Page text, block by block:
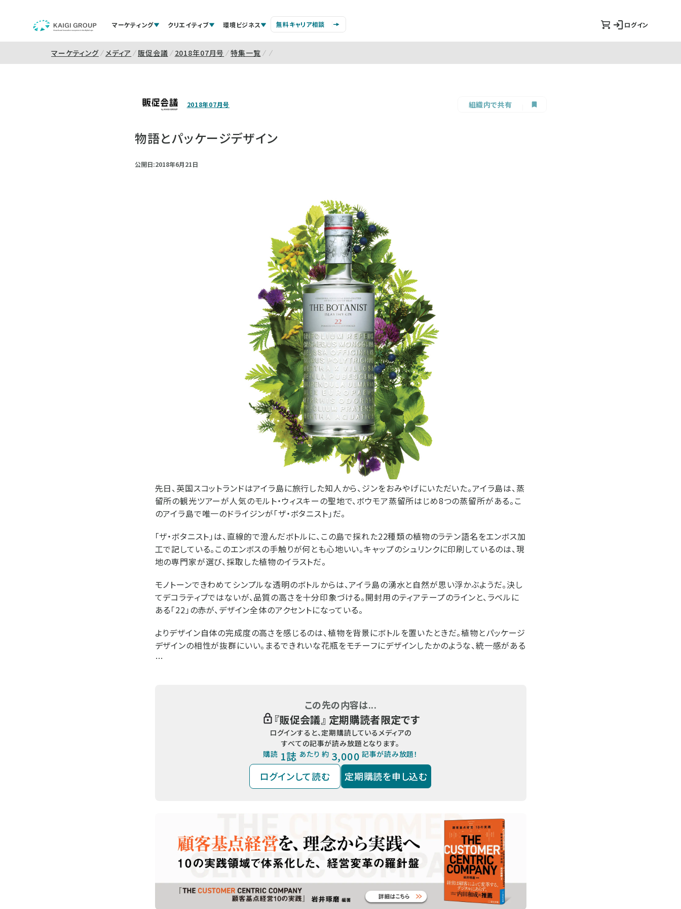
マーケティング クリエイティブ 環境ビジネス 無料キャリア相談 ログイン
マーケティング メディア 販促会議 2018年07月号 特集一覧
2018年07月号 組織内で共有
物語とパッケージデザイン
公開日:2018年6月21日
先日、英国スコットランドはアイラ島に旅行した知人から、ジンをおみやげにいただいた。アイラ島は、蒸
留所の観光ツアーが人気のモルト・ウィスキーの聖地で、ボウモア蒸留所はじめ8つの蒸留所がある。こ
のアイラ島で唯一のドライジンが「ザ・ボタニスト」だ。
「ザ・ボタニスト」は、直線的で澄んだボトルに、この島で採れた22種類の植物のラテン語名をエンボス加
工で記している。このエンボスの手触りが何とも心地いい。キャップのシュリンクに印刷しているのは、現
地の専門家が選び、採取した植物のイラストだ。
モノトーンできわめてシンプルな透明のボトルからは、アイラ島の湧水と自然が思い浮かぶようだ。決し
てデコラティブではないが、品質の高さを十分印象づける。開封用のティアテープのラインと、ラベルに
ある「22」の赤が、デザイン全体のアクセントになっている。
よりデザイン自体の完成度の高さを感じるのは、植物を背景にボトルを置いたときだ。植物とパッケージ
デザインの相性が抜群にいい。まるできれいな花瓶をモチーフにデザインしたかのような、統一感がある
…
この先の内容は...
『販促会議』 定期購読者限定です
ログインすると、定期購読しているメディアの
すべての記事が読み放題となります。
購読 1誌 あたり 約 3,000 記事が読み放題！
ログインして読む 定期購読を申し込む